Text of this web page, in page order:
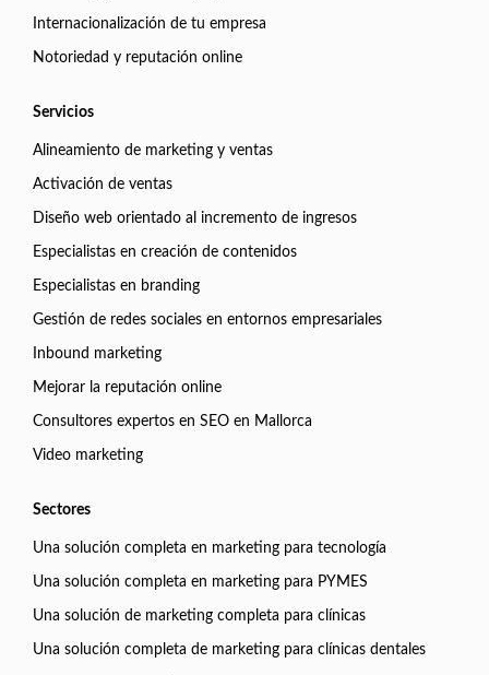
Internacionalización de tu empresa
Notoriedad y reputación online
Servicios
Alineamiento de marketing y ventas
Activación de ventas
Diseño web orientado al incremento de ingresos
Especialistas en creación de contenidos
Especialistas en branding
Gestión de redes sociales en entornos empresariales
Inbound marketing
Mejorar la reputación online
Consultores expertos en SEO en Mallorca
Video marketing
Sectores
Una solución completa en marketing para tecnología
Una solución completa en marketing para PYMES
Una solución de marketing completa para clínicas
Una solución completa de marketing para clínicas dentales